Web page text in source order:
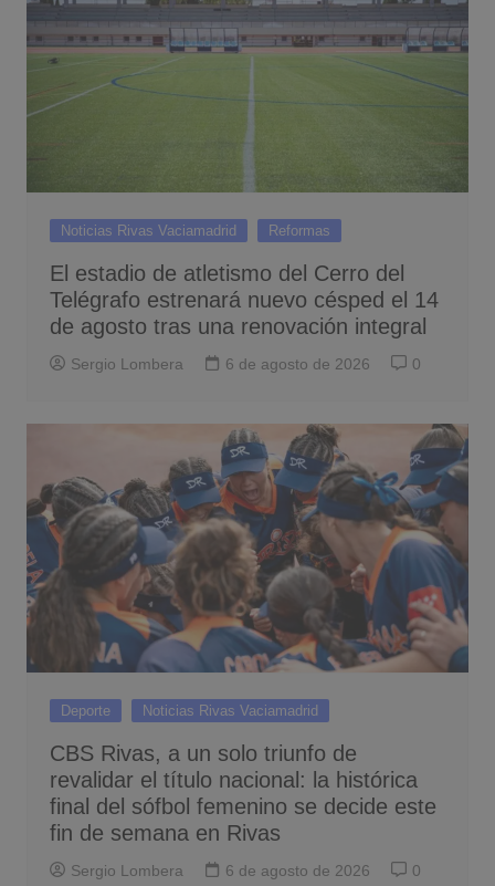
Noticias Rivas Vaciamadrid Reformas
El estadio de atletismo del Cerro del
Telégrafo estrenará nuevo césped el 14
de agosto tras una renovación integral
Sergio Lombera 6 de agosto de 2026 0
Deporte Noticias Rivas Vaciamadrid
CBS Rivas, a un solo triunfo de
revalidar el título nacional: la histórica
final del sófbol femenino se decide este
fin de semana en Rivas
Sergio Lombera 6 de agosto de 2026 0